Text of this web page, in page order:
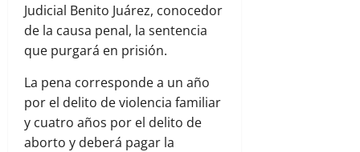
Judicial Benito Juárez, conocedor
de la causa penal, la sentencia
que purgará en prisión.
La pena corresponde a un año
por el delito de violencia familiar
y cuatro años por el delito de
aborto y deberá pagar la